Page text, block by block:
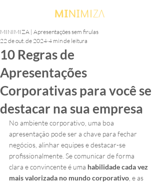
10 Regras de
Apresentações
Corporativas para você se
destacar na sua empresa
MINIMIZA | Apresentações sem firulas
22 de out. de 2024 4 min de leitura
No ambiente corporativo, uma boa
apresentação pode ser a chave para fechar
negócios, alinhar equipes e destacar-se
profissionalmente. Se comunicar de forma
clara e convincente é uma habilidade cada vez
mais valorizada no mundo corporativo , e as